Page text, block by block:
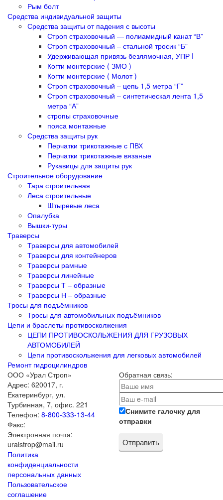
Рым болт
Средства индивидуальной защиты
Средства защиты от падения с высоты
Строп страховочный — полиамидный канат “В”
Строп страховочный – стальной тросик “Б”
Удерживающая привязь безлямочная, УПР I
Когти монтерские ( ЗМО )
Когти монтерские ( Молот )
Строп страховочный – цепь 1,5 метра “Г”
Строп страховочный – синтетическая лента 1,5
метра “А”
стропы страховочные
пояса монтажные
Средства защиты рук
Перчатки трикотажные с ПВХ
Перчатки трикотажные вязаные
Рукавицы для защиты рук
Строительное оборудование
Тара строительная
Леса строительные
Штыревые леса
Опалубка
Вышки-туры
Траверсы
Траверсы для автомобилей
Траверсы для контейнеров
Траверсы рамные
Траверсы линейные
Траверсы Т – образные
Траверсы Н – образные
Тросы для подъёмников
Тросы для автомобильных подъёмников
Цепи и браслеты противосколжения
ЦЕПИ ПРОТИВОСКОЛЬЖЕНИЯ ДЛЯ ГРУЗОВЫХ
АВТОМОБИЛЕЙ
Цепи противоскольжения для легковых автомобилей
Ремонт гидроцилиндров
ООО «Урал Строп»
Адрес: 620017, г.
Екатеринбург, ул.
Турбинная, 7, офис. 221
Телефон: 8-800-333-13-44
Факс:
Электронная почта:
uralstrop@mail.ru
Политика
конфиденциальности
персональных данных
Пользовательское
соглашение
Обратная связь:
Снимите галочку для
отправки